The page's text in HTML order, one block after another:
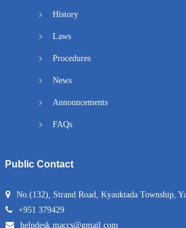
History
Laws
Procedures
News
Announcements
FAQs
Public Contact
No.(132), Strand Road, Kyauktada Township,
+951 379429
helpdesk.maccs@gmail.com